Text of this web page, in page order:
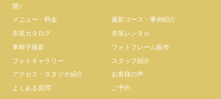
開）
メニュー・料金
撮影コース・事例紹介
衣装カタログ
衣装レンタル
車椅子撮影
フォトフレーム販売
フォトギャラリー
スタッフ紹介
アクセス・スタジオ紹介
お客様の声
よくある質問
ご予約